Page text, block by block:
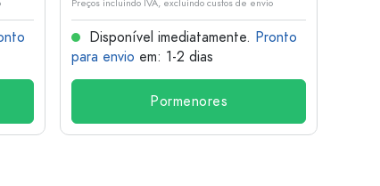
Preços incluindo IVA, excluindo custos de envio
Disponível imediatamente. Pronto
para envio em: 1-2 dias
Pormenores